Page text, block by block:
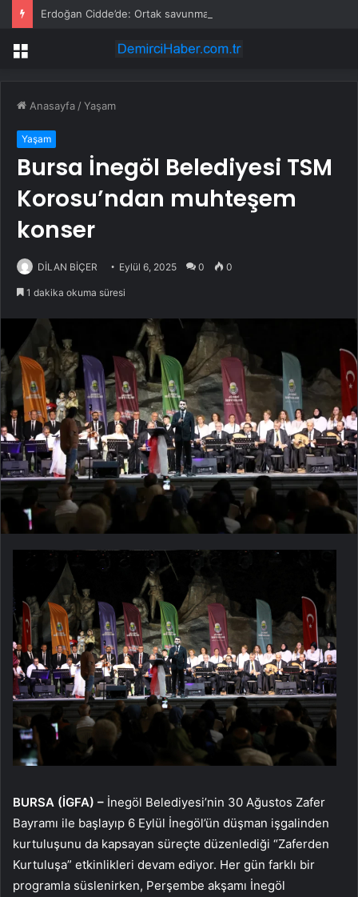
Erdoğan Cidde’de: Ortak savunma anlaşması imzalanacak
Menü
Anasayfa /Yaşam
Yaşam
Bursa İnegöl Belediyesi TSM
Korosu’ndan muhteşem
konser
DİLAN BİÇER Eylül 6, 2025 0 0
1 dakika okuma süresi
BURSA (İGFA) – İnegöl Belediyesi’nin 30 Ağustos Zafer
Bayramı ile başlayıp 6 Eylül İnegöl’ün düşman işgalinden
kurtuluşunu da kapsayan süreçte düzenlediği “Zaferden
Kurtuluşa” etkinlikleri devam ediyor. Her gün farklı bir
programla süslenirken, Perşembe akşamı İnegöl